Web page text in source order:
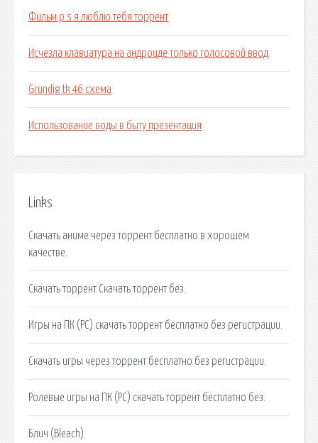
Фильм p s я люблю тебя торрент
Исчезла клавиатура на андроиде только голосовой ввод
Grundig tk 46 схема
Использование воды в быту презентация
Links
Скачать аниме через торрент бесплатно в хорошем
качестве.
Скачать торрент Скачать торрент без.
Игры на ПК (PC) скачать торрент бесплатно без регистрации.
Скачать игры через торрент бесплатно без регистрации.
Ролевые игры на ПК (PC) скачать торрент бесплатно без.
Блич (Bleach).